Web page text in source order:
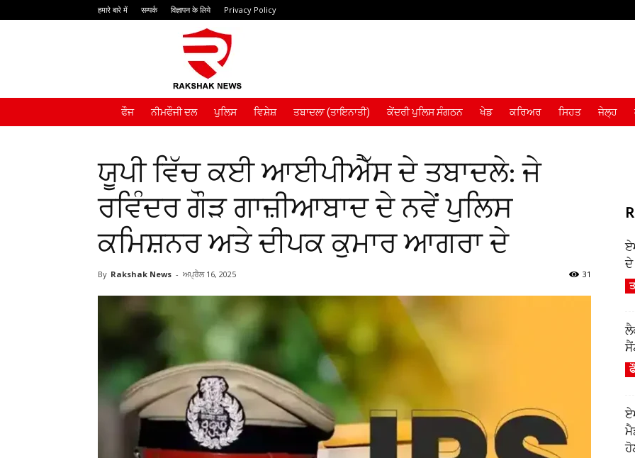
हमारे बारे में सम्पर्क विज्ञापन के लिये Privacy Policy
ਫੌਜ ਨੀਮਫੌਜੀ ਦਲ ਪੁਲਿਸ ਵਿਸ਼ੇਸ਼ ਤਬਾਦਲਾ (ਤਾਇਨਾਤੀ) ਕੇਂਦਰੀ ਪੁਲਿਸ ਸੰਗਠਨ ਖੇਡ ਕਰਿਅਰ ਸਿਹਤ ਜੇਲ੍ਹ
ਯੂਪੀ ਵਿੱਚ ਕਈ ਆਈਪੀਐੱਸ ਦੇ ਤਬਾਦਲੇ: ਜੇ
ਰਵਿੰਦਰ ਗੌੜ ਗਾਜ਼ੀਆਬਾਦ ਦੇ ਨਵੇਂ ਪੁਲਿਸ
ਕਮਿਸ਼ਨਰ ਅਤੇ ਦੀਪਕ ਕੁਮਾਰ ਆਗਰਾ ਦੇ
By Rakshak News - ਅਪ੍ਰੈਲ 16, 2025 31